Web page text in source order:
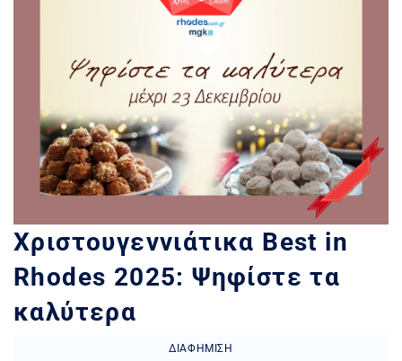
Χριστουγεννιάτικα Best in
Rhodes 2025: Ψηφίστε τα
καλύτερα
ΔΙΑΦΉΜΙΣΗ